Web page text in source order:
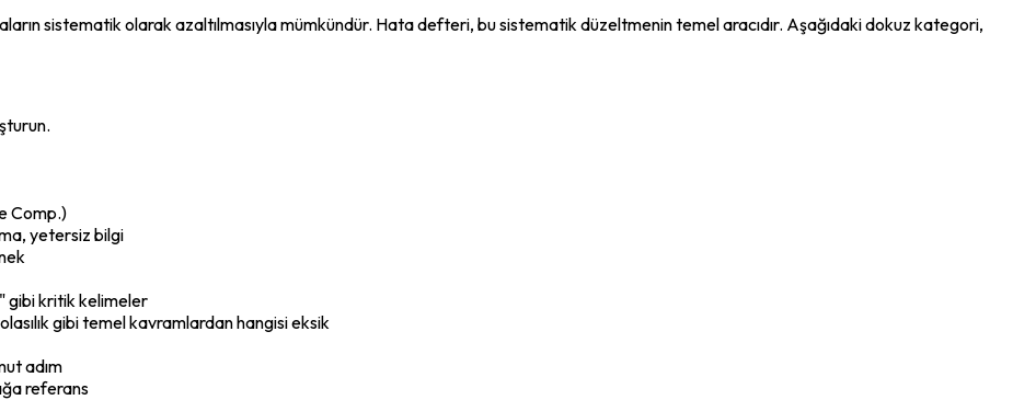
sistematik olarak azaltılmasıyla mümkündür. Hata defteri, bu sistematik düzeltmenin temel aracıdır. Aşağıdaki dokuz kategori,
Comp.)
yetersiz bilgi
gibi kritik kelimeler
gibi temel kavramlardan hangisi eksik
adım
referans